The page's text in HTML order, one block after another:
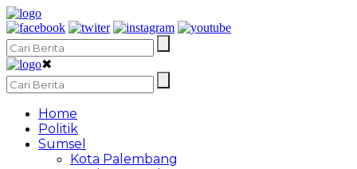
✖
Home
Politik
Sumsel
Kota Palembang